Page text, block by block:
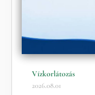
Vízkorlátozás
2026.08.01